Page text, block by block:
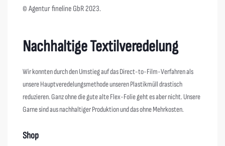
© Agentur fineline GbR 2023.
Nachhaltige Textilveredelung
Wir konnten durch den Umstieg auf das Direct-to-Film-Verfahren als
unsere Hauptveredelungsmethode unseren Plastikmüll drastisch
reduzieren. Ganz ohne die gute alte Flex-Folie geht es aber nicht. Unsere
Garne sind aus nachhaltiger Produktion und das ohne Mehrkosten.
Shop